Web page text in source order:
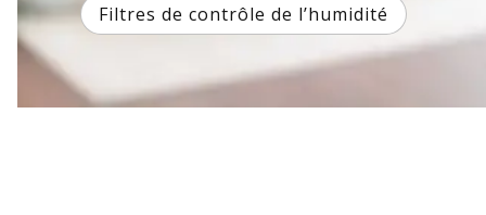
Filtres de contrôle de l’humidité